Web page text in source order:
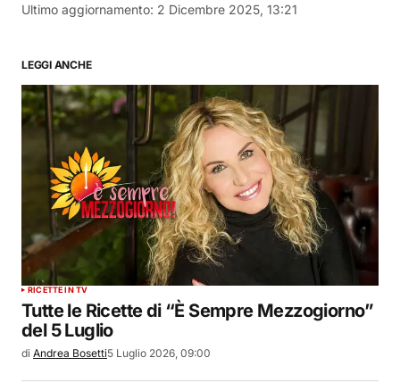
Ultimo aggiornamento: 2 Dicembre 2025, 13:21
LEGGI ANCHE
RICETTE IN TV
Tutte le Ricette di “È Sempre Mezzogiorno”
del 5 Luglio
di Andrea Bosetti5 Luglio 2026, 09:00